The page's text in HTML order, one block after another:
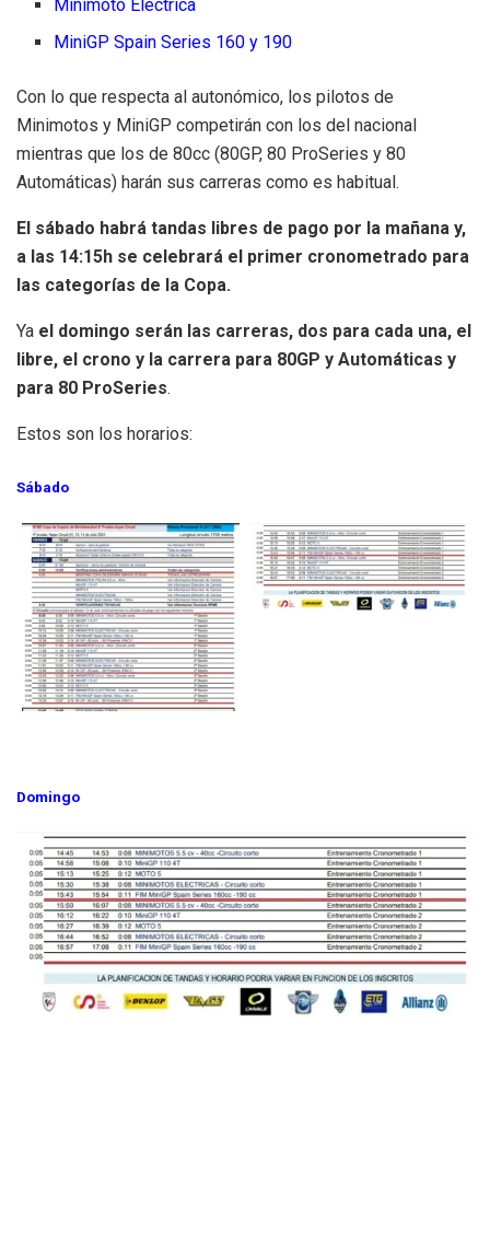
Minimoto Eléctrica
MiniGP Spain Series 160 y 190
Con lo que respecta al autonómico, los pilotos de
Minimotos y MiniGP competirán con los del nacional
mientras que los de 80cc (80GP, 80 ProSeries y 80
Automáticas) harán sus carreras como es habitual.
El sábado habrá tandas libres de pago por la mañana y,
a las 14:15h se celebrará el primer cronometrado para
las categorías de la Copa.
Ya el domingo serán las carreras, dos para cada una, el
libre, el crono y la carrera para 80GP y Automáticas y
para 80 ProSeries.
Estos son los horarios:
Sábado
Domingo